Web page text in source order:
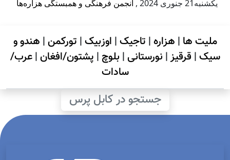
يكشنبه21 جنوری 2024 , انجمن فرهنگی و همبستگی هزاره‌ها
ملیت ها | هزاره| تاجیک| اوزبیک| تورکمن| هندو و
سیک| قرقیز| نورستانی| بلوچ | پشتون/افغان|عرب/
سادات
جستجو در کابل پرس